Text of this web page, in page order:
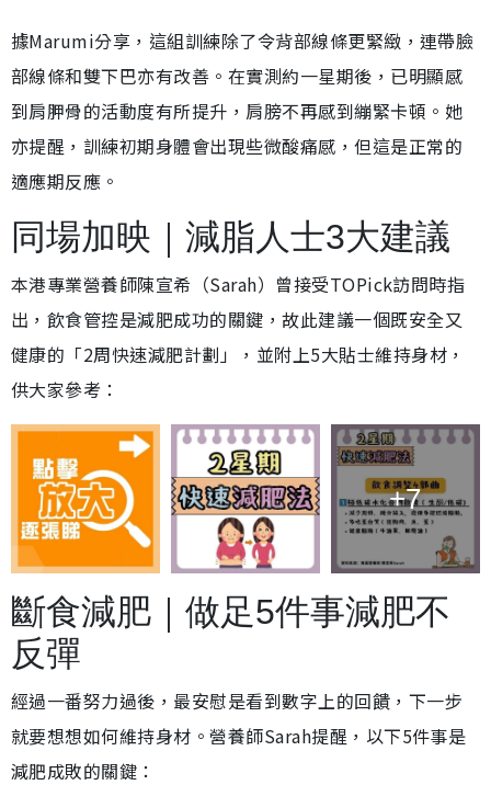
據Marumi分享，這組訓練除了令背部線條更緊緻，連帶臉
部線條和雙下巴亦有改善。在實測約一星期後，已明顯感
到肩胛骨的活動度有所提升，肩膀不再感到繃緊卡頓。她
亦提醒，訓練初期身體會出現些微酸痛感，但這是正常的
適應期反應。
同場加映｜減脂人士3大建議
本港專業營養師陳宣希（Sarah）曾接受TOPick訪問時指
出，飲食管控是減肥成功的關鍵，故此建議一個既安全又
健康的「2周快速減肥計劃」，並附上5大貼士維持身材，
供大家參考：
+7
斷食減肥｜做足5件事減肥不
反彈
經過一番努力過後，最安慰是看到數字上的回饋，下一步
就要想想如何維持身材。營養師Sarah提醒，以下5件事是
減肥成敗的關鍵：